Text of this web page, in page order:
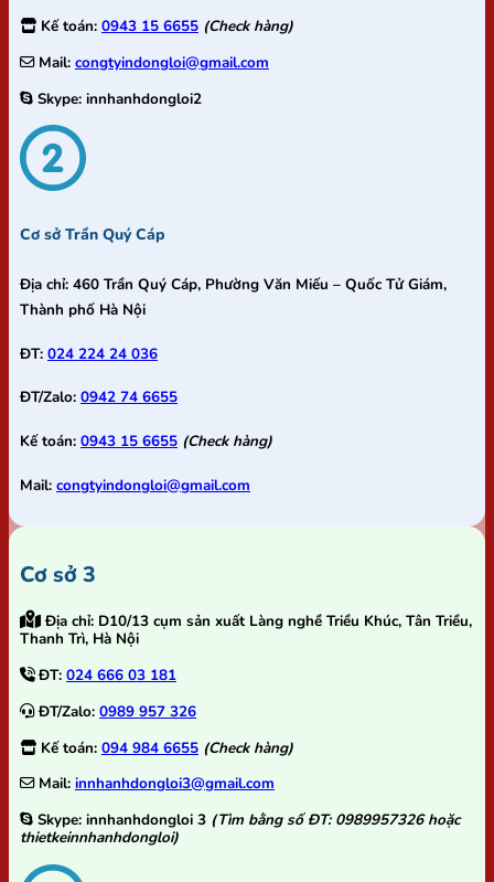
Kế toán: 0943 15 6655 (Check hàng)
Mail: congtyindongloi@gmail.com
Skype: innhanhdongloi2
Cơ sở Trần Quý Cáp
Địa chỉ: 460 Trần Quý Cáp, Phường Văn Miếu – Quốc Tử Giám,
Thành phố Hà Nội
ĐT: 024 224 24 036
ĐT/Zalo: 0942 74 6655
Kế toán: 0943 15 6655 (Check hàng)
Mail: congtyindongloi@gmail.com
Cơ sở 3
Địa chỉ: D10/13 cụm sản xuất Làng nghề Triều Khúc, Tân Triều,
Thanh Trì, Hà Nội
ĐT: 024 666 03 181
ĐT/Zalo: 0989 957 326
Kế toán: 094 984 6655 (Check hàng)
Mail: innhanhdongloi3@gmail.com
Skype: innhanhdongloi 3 (Tìm bằng số ĐT: 0989957326 hoặc
thietkeinnhanhdongloi)